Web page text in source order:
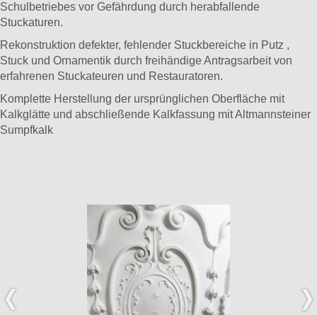
Schulbetriebes vor Gefährdung durch herabfallende
Stuckaturen.
Rekonstruktion defekter, fehlender Stuckbereiche in Putz ,
Stuck und Ornamentik durch freihändige Antragsarbeit von
erfahrenen Stuckateuren und Restauratoren.
Komplette Herstellung der ursprünglichen Oberfläche mit
Kalkglätte und abschließende Kalkfassung mit Altmannsteiner
Sumpfkalk